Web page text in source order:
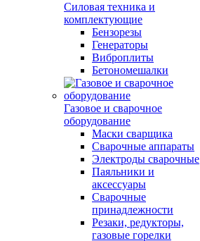
Силовая техника и
комплектующие
Бензорезы
Генераторы
Виброплиты
Бетономешалки
Газовое и сварочное
оборудование
Маски сварщика
Сварочные аппараты
Электроды сварочные
Паяльники и
аксессуары
Сварочные
принадлежности
Резаки, редукторы,
газовые горелки